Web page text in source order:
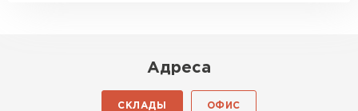
Адреса
СКЛАДЫ ОФИС